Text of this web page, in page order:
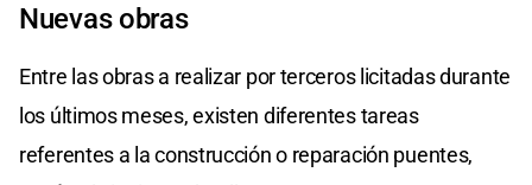
Nuevas obras
Entre las obras a realizar por terceros licitadas durante
los últimos meses, existen diferentes tareas
referentes a la construcción o reparación puentes,